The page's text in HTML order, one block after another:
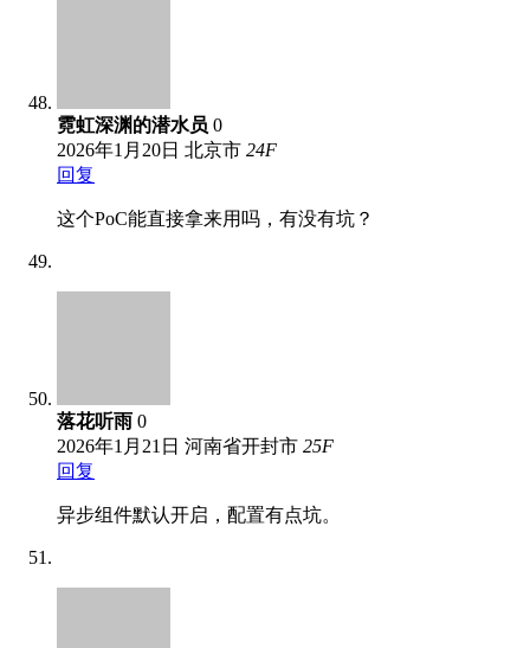
霓虹深渊的潜水员 0
2026年1月20日 北京市 24F
回复
这个PoC能直接拿来用吗，有没有坑？
落花听雨 0
2026年1月21日 河南省开封市 25F
回复
异步组件默认开启，配置有点坑。